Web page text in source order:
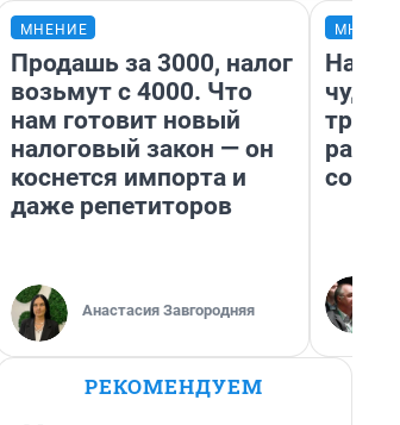
МНЕНИЕ
Продашь за 3000, налог
возьмут с 4000. Что
нам готовит новый
налоговый закон — он
коснется импорта и
даже репетиторов
Анастасия Завгородняя
РЕКОМЕНДУЕМ